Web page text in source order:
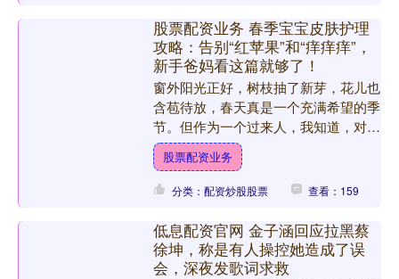
股票配资业务 春季宝宝皮肤护理
攻略：告别“红苹果”和“痒痒痒”，
新手爸妈看这篇就够了！
窗外阳光正好，树枝抽了新芽，花儿也
含苞待放，春天真是一个充满希望的季
节。但作为一个过来人，我知道，对于
家有萌宝的新手爸妈来说，春天除了诗
和远方，还有眼前不得不防....
股票配资业务
分类：配资炒股股票 查看：159
低息配资官网 金子涵回应拉黑蔡
徐坤，称是有人操控她造成了误
会，深夜发歌词求救